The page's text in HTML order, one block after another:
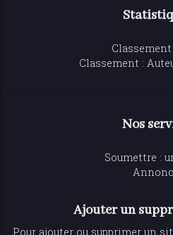
Classement :
Nos
Soumettre :
Ajouter un
Pour ajouter ou supprimer un